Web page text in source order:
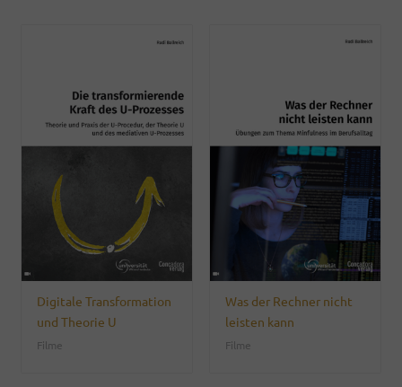
Digitale Transformation
und Theorie U
Filme
Was der Rechner nicht
leisten kann
Filme